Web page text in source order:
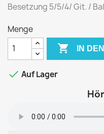
Besetzung 5/5/4/ Git. /
Menge
 IN
 Auf Lager